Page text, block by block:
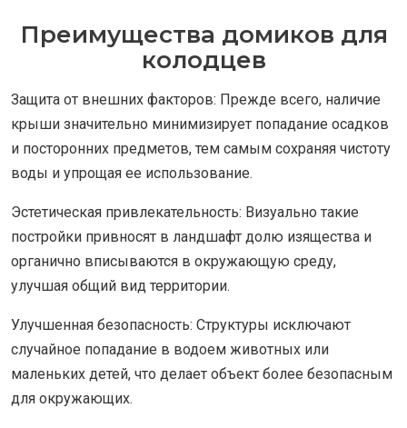
Преимущества домиков для
колодцев
Защита от внешних факторов: Прежде всего, наличие
крыши значительно минимизирует попадание осадков
и посторонних предметов, тем самым сохраняя чистоту
воды и упрощая ее использование.
Эстетическая привлекательность: Визуально такие
постройки привносят в ландшафт долю изящества и
органично вписываются в окружающую среду,
улучшая общий вид территории.
Улучшенная безопасность: Структуры исключают
случайное попадание в водоем животных или
маленьких детей, что делает объект более безопасным
для окружающих.